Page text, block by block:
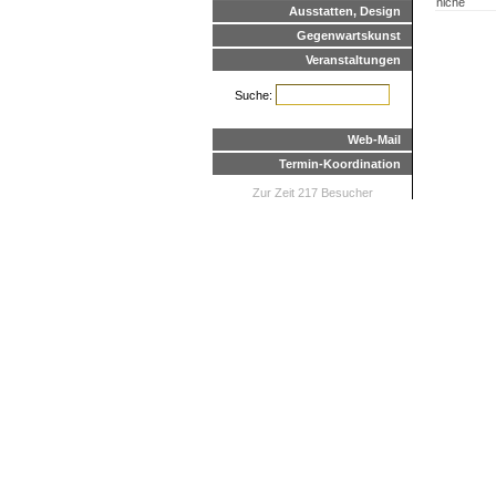
Ausstatten, Design
Gegenwartskunst
Veranstaltungen
Suche:
Web-Mail
Termin-Koordination
Zur Zeit 217 Besucher